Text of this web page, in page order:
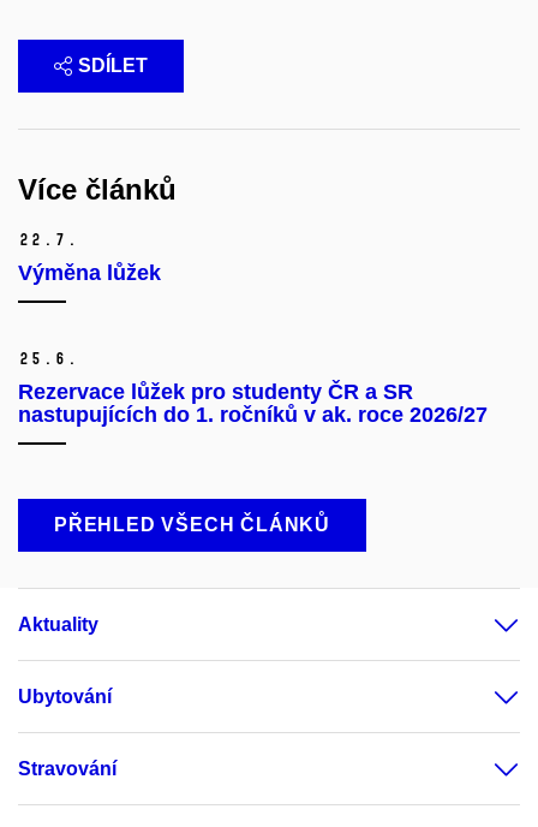
SDÍLET
Více článků
22. 7.
Výměna lůžek
25. 6.
Rezervace lůžek pro studenty ČR a SR
nastupujících do 1. ročníků v ak. roce 2026/27
PŘEHLED VŠECH ČLÁNKŮ
Aktuality
Ubytování
Stravování